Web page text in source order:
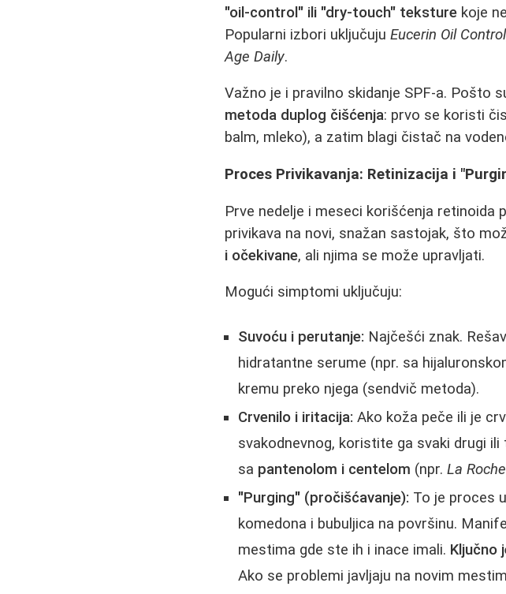
"oil-control" ili "dry-touch" teksture koje
Popularni izbori uključujuEucerin Oil Control
Age Daily.
Važno je i pravilno skidanje SPF-a. Pošto
metoda duplog čišćenja: prvo se koristi
balm, mleko), a zatim blagi čistač na
Proces Privikavanja: Retinizacija i
Prve nedelje i meseci korišćenja retinoida
privikava na novi, snažan sastojak, što
i očekivane, ali njima se može upravljati.
Mogući simptomi uključuju:
Suvoću i perutanje: Najčešći znak.
hidratantne serume (npr. sa
kremu preko njega (sendvič metoda).
Crvenilo i iritacija: Ako koža peče ili je
svakodnevnog, koristite ga svaki drugi
sa pantenolom i centelom (npr.La
"Purging" (pročišćavanje): To je proces
komedona i bubuljica na površinu.
mestima gde ste ih i inace imali. Ključno
Ako se problemi javljaju na novim